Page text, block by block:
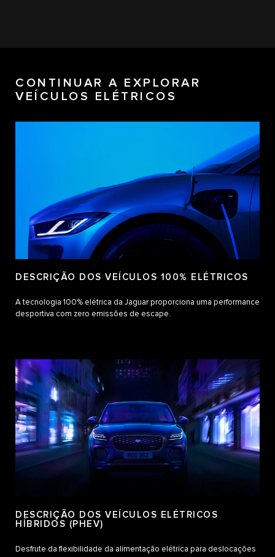
CONTINUAR A EXPLORAR
VEÍCULOS ELÉTRICOS
DESCRIÇÃO DOS VEÍCULOS 100% ELÉTRICOS
A tecnologia 100% elétrica da Jaguar proporciona uma performance
desportiva com zero emissões de escape.
DESCRIÇÃO DOS VEÍCULOS ELÉTRICOS
HÍBRIDOS (PHEV)
Desfrute da flexibilidade da alimentação elétrica para deslocações